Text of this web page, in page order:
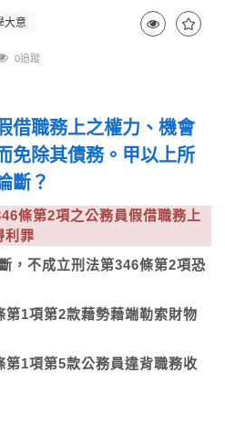
大意
0追蹤
借職務上之權力、機會
免除其債務。甲以上所
斷？
條第2項之公務員假借職務上
利罪
，不成立刑法第346條第2項恐
1項第2款藉勢藉端勒索財物
1項第5款公務員違背職務收